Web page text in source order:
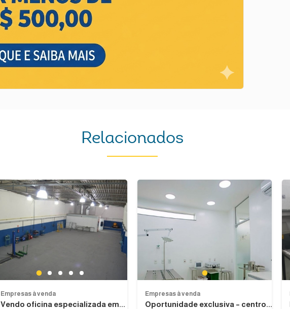
Relacionados
Next
1 2 3 4 5
Empresas à venda
Vendo oficina especializada em...
1
Empresas à venda
Oportunidade exclusiva – centro...